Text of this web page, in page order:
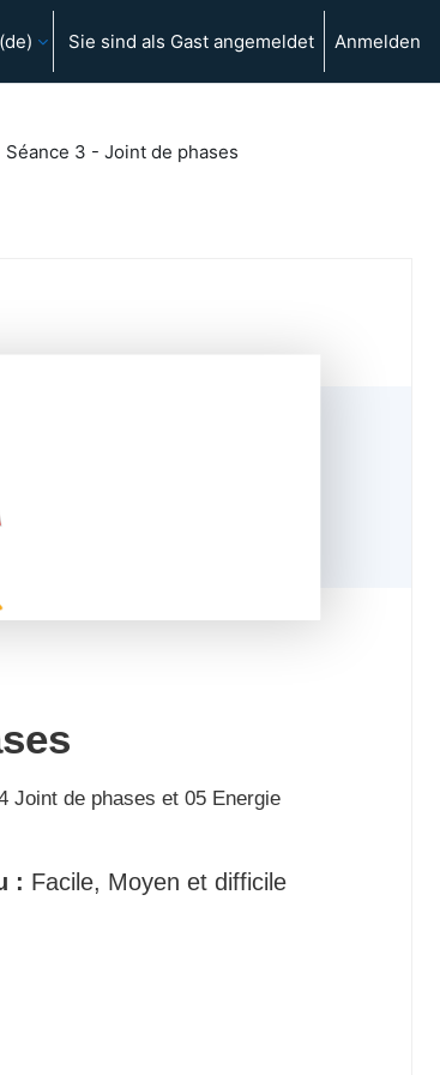
Sie sind als Gast angemeldet Anmelden
Séance 3 - Joint de phases